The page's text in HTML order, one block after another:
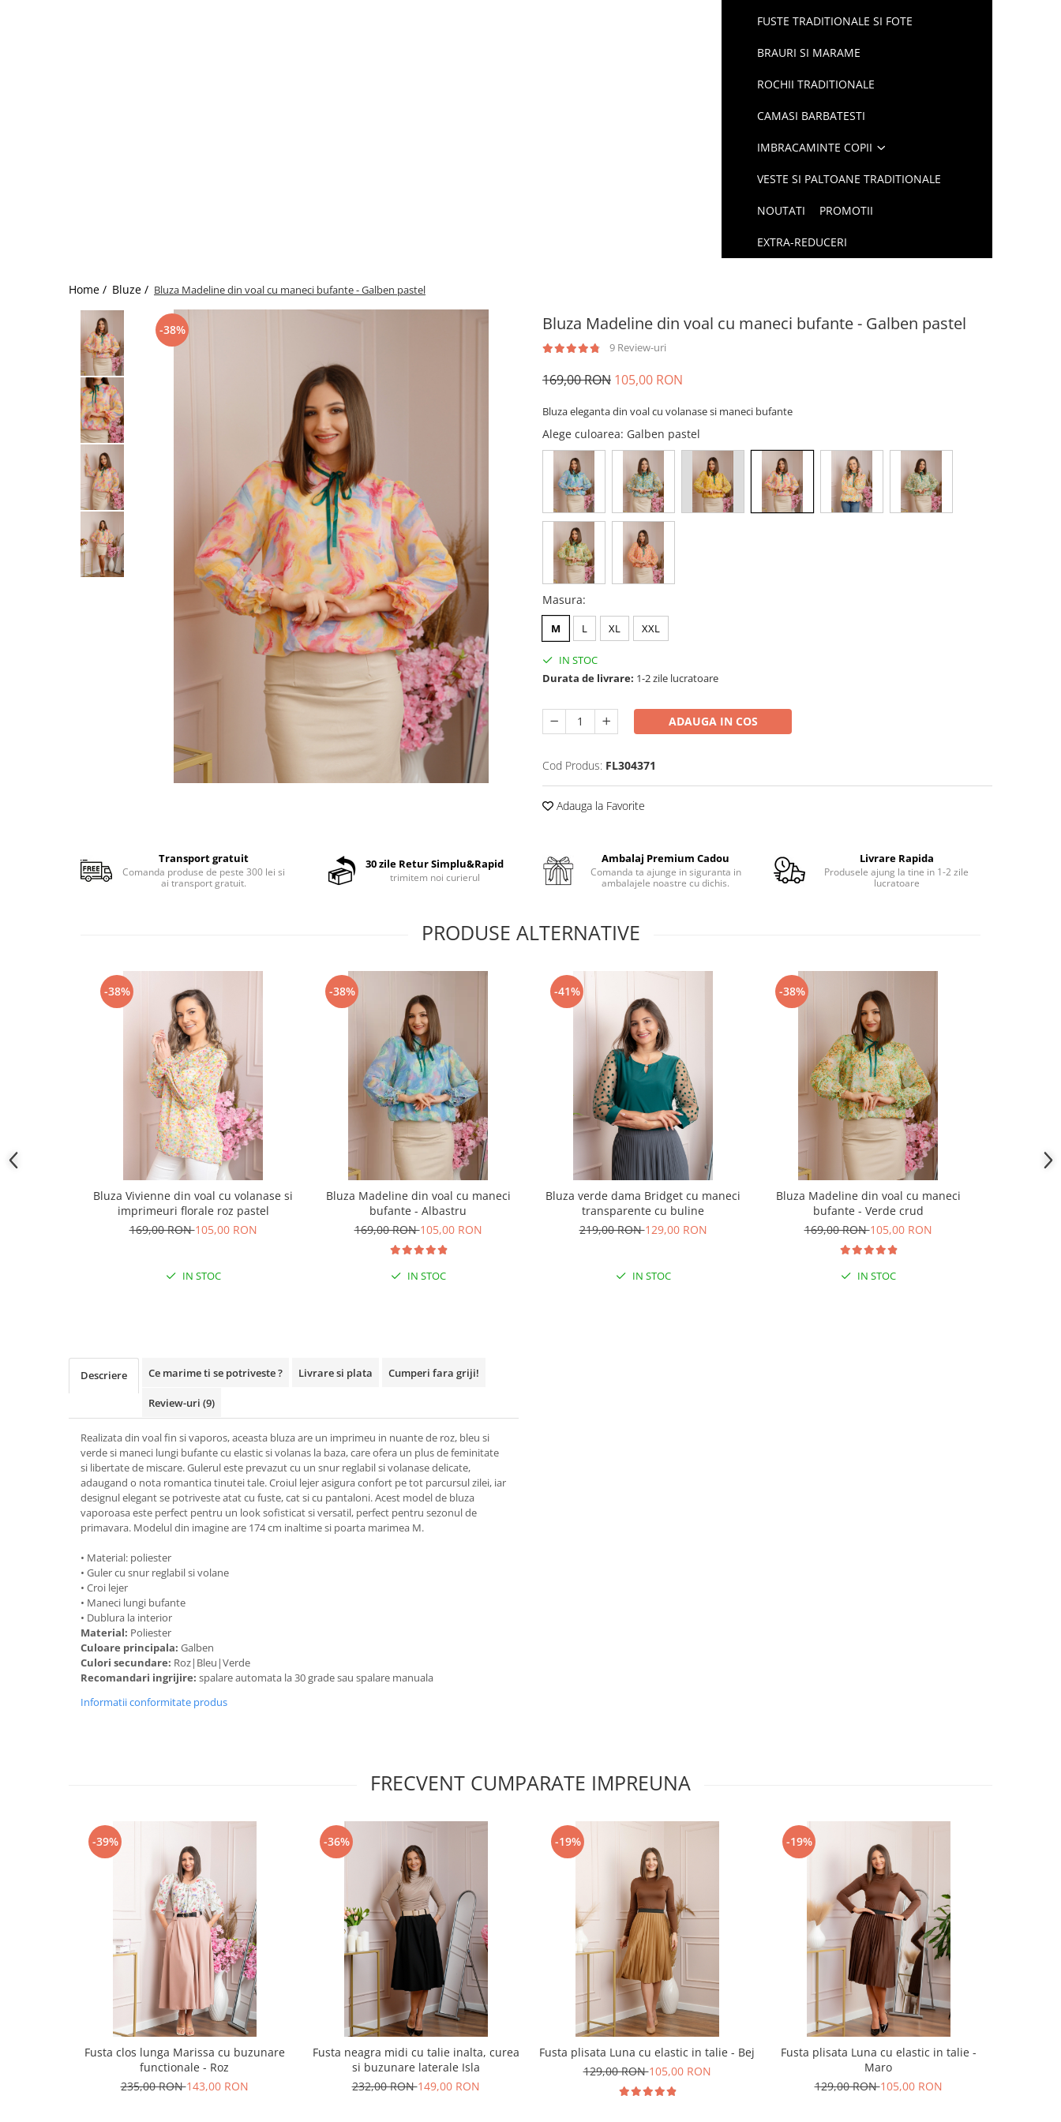
FUSTE TRADITIONALE SI FOTE
BRAURI SI MARAME
ROCHII TRADITIONALE
CAMASI BARBATESTI
IMBRACAMINTE COPII
VESTE SI PALTOANE TRADITIONALE
NOUTATI PROMOTII
EXTRA-REDUCERI
Home / Bluze / Bluza Madeline din voal cu maneci bufante - Galben pastel
Bluza Madeline din voal cu maneci bufante - Galben pastel
9 Review-uri
-38%
169,00 RON 105,00 RON
Bluza eleganta din voal cu volanase si maneci bufante
Alege culoarea: Galben pastel
Masura:
M L XL XXL
IN STOC
Durata de livrare: 1-2 zile lucratoare
ADAUGA IN COS
Cod Produs: FL304371
Adauga la Favorite
Transport gratuit
Comanda produse de peste 300 lei si
ai transport gratuit.
30 zile Retur Simplu&Rapid
trimitem noi curierul
Ambalaj Premium Cadou
Comanda ta ajunge in siguranta in
ambalajele noastre cu dichis.
Livrare Rapida
Produsele ajung la tine in 1-2 zile
lucratoare
PRODUSE ALTERNATIVE
-38%
Bluza Vivienne din voal cu volanase si
imprimeuri florale roz pastel
169,00 RON105,00 RON
IN STOC
-38%
Bluza Madeline din voal cu maneci
bufante - Albastru
169,00 RON105,00 RON
IN STOC
-41%
Bluza verde dama Bridget cu maneci
transparente cu buline
219,00 RON129,00 RON
IN STOC
-38%
Bluza Madeline din voal cu maneci
bufante - Verde crud
169,00 RON105,00 RON
IN STOC
Descriere Ce marime ti se potriveste ? Livrare si plata Cumperi fara griji!
Review-uri (9)
Realizata din voal fin si vaporos, aceasta bluza are un imprimeu in nuante de roz, bleu si
verde si maneci lungi bufante cu elastic si volanas la baza, care ofera un plus de feminitate
si libertate de miscare. Gulerul este prevazut cu un snur reglabil si volanase delicate,
adaugand o nota romantica tinutei tale. Croiul lejer asigura confort pe tot parcursul zilei, iar
designul elegant se potriveste atat cu fuste, cat si cu pantaloni. Acest model de bluza
vaporoasa este perfect pentru un look sofisticat si versatil, perfect pentru sezonul de
primavara. Modelul din imagine are 174 cm inaltime si poarta marimea M.
• Material: poliester
• Guler cu snur reglabil si volane
• Croi lejer
• Maneci lungi bufante
• Dublura la interior
Material: Poliester
Culoare principala: Galben
Culori secundare: Roz|Bleu|Verde
Recomandari ingrijire: spalare automata la 30 grade sau spalare manuala
Informatii conformitate produs
FRECVENT CUMPARATE IMPREUNA
-39%
Fusta clos lunga Marissa cu buzunare
functionale - Roz
235,00 RON143,00 RON
-36%
Fusta neagra midi cu talie inalta, curea
si buzunare laterale Isla
232,00 RON149,00 RON
-19%
Fusta plisata Luna cu elastic in talie - Bej
129,00 RON105,00 RON
-19%
Fusta plisata Luna cu elastic in talie -
Maro
129,00 RON105,00 RON